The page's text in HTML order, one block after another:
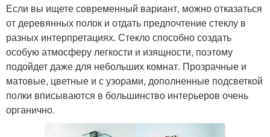
Если вы ищете современный вариант, можно отказаться
от деревянных полок и отдать предпочтение стеклу в
разных интерпретациях. Стекло способно создать
особую атмосферу легкости и изящности, поэтому
подойдет даже для небольших комнат. Прозрачные и
матовые, цветные и с узорами, дополненные подсветкой
полки вписываются в большинство интерьеров очень
органично.